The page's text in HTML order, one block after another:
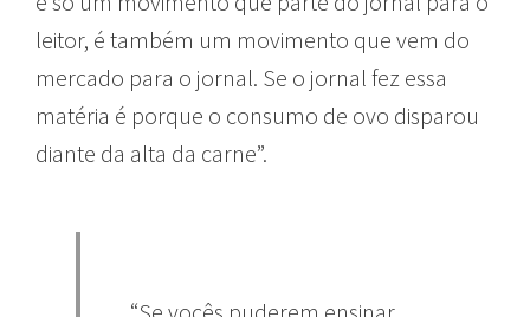
leitor, é também um movimento que vem do
mercado para o jornal. Se o jornal fez essa
matéria é porque o consumo de ovo disparou
diante da alta da carne”.